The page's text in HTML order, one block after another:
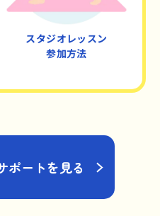
スタジオレッスン
参加方法
ポートを見る